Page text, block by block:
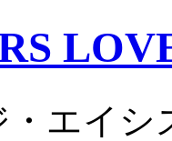
・エイシ